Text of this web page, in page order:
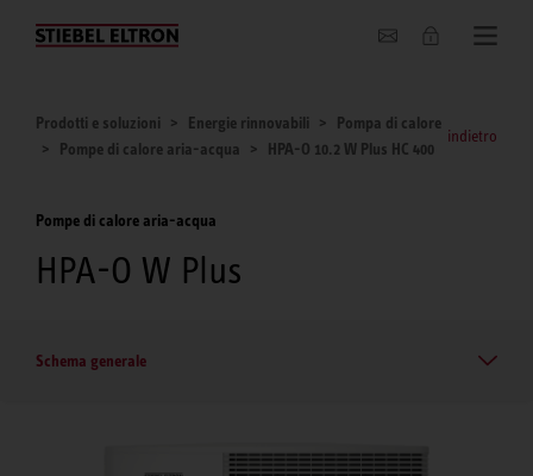
Chi siamo
Prodotti e soluzioni Energie rinnovabili
Pompa di calore
Pompe di calore aria-acqua
HPA-O 10.2 W Plus HC 400
indietro
Pompe di calore aria-acqua
HPA-O W Plus
Schema generale